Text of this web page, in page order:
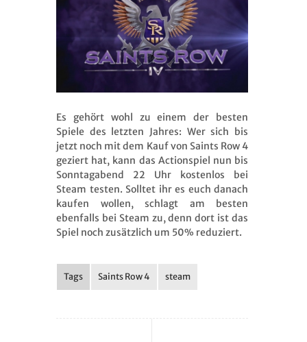
Es gehört wohl zu einem der besten
Spiele des letzten Jahres: Wer sich bis
jetzt noch mit dem Kauf von Saints Row 4
geziert hat, kann das Actionspiel nun bis
Sonntagabend 22 Uhr kostenlos bei
Steam testen. Solltet ihr es euch danach
kaufen wollen, schlagt am besten
ebenfalls bei Steam zu, denn dort ist das
Spiel noch zusätzlich um 50% reduziert.
Tags Saints Row 4 steam